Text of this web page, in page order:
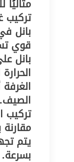
مثاليًا
بانل
قوي
بانل
تركيب
مقارنة
يتم